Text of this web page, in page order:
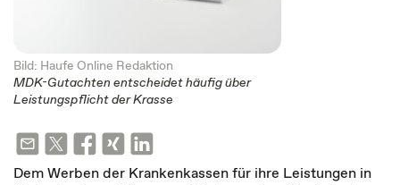
Bild: Haufe Online Redaktion
MDK-Gutachten entscheidet häufig über
Leistungspflicht der Krasse
Dem Werben der Krankenkassen für ihre Leistungen in